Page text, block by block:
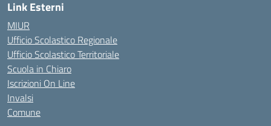
Link Esterni
MIUR
Ufficio Scolastico Regionale
Ufficio Scolastico Territoriale
Scuola in Chiaro
Iscrizioni On Line
Invalsi
Comune